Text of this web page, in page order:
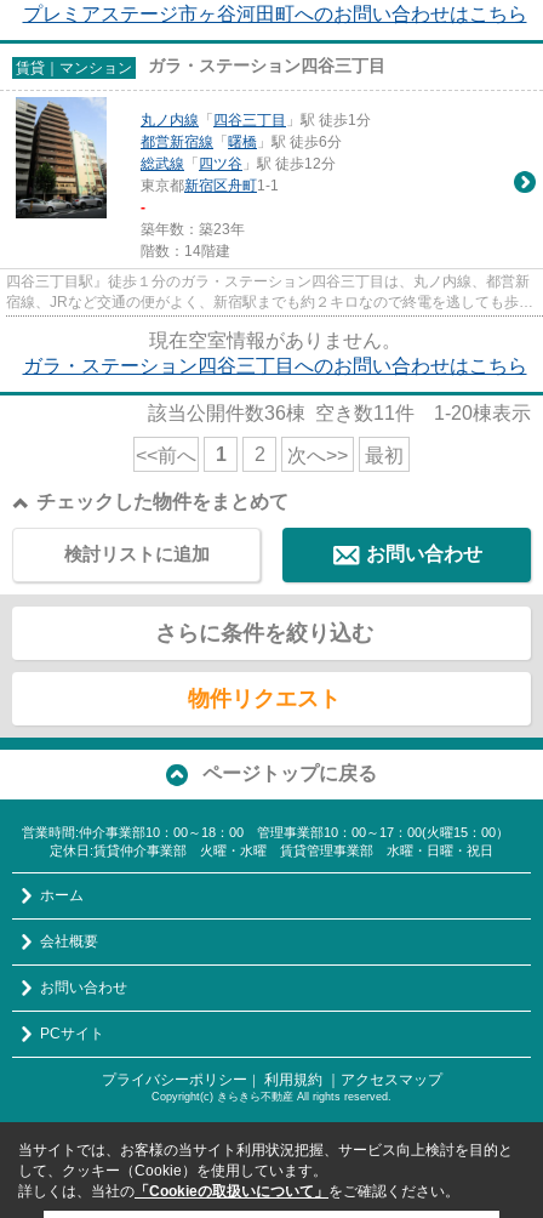
プレミアステージ市ヶ谷河田町へのお問い合わせはこちら
賃貸｜マンション ガラ・ステーション四谷三丁目
丸ノ内線 「 四谷三丁目 」駅 徒歩1分
都営新宿線 「 曙橋 」駅 徒歩6分
総武線 「 四ツ谷 」駅 徒歩12分
東京都新宿区舟町1-1
-
築年数：築23年
階数：14階建
四谷三丁目駅』徒歩１分のガラ・ステーション四谷三丁目は、丸ノ内線、都営新
宿線、JRなど交通の便がよく、新宿駅までも約２キロなので終電を逃しても歩い
現在空室情報がありません。
ガラ・ステーション四谷三丁目へのお問い合わせはこちら
該当公開件数36棟 空き数11件 1-20棟表示
<<前へ 1 2 次へ>> 最初
チェックした物件をまとめて
お問い合わせ
検討リストに追加
さらに条件を絞り込む
物件リクエスト
ページトップに戻る
営業時間:仲介事業部10：00～18：00 管理事業部10：00～17：00(火曜15：00）
定休日:賃貸仲介事業部 火曜・水曜 賃貸管理事業部 水曜・日曜・祝日
ホーム
会社概要
お問い合わせ
PCサイト
プライバシーポリシー ｜ 利用規約 ｜アクセスマップ
Copyright(c) きらきら不動産 All rights reserved.
当サイトでは、お客様の当サイト利用状況把握、サービス向上検討を目的と
して、クッキー（Cookie）を使用しています。
詳しくは、当社の 「Cookieの取扱いについて」 をご確認ください。